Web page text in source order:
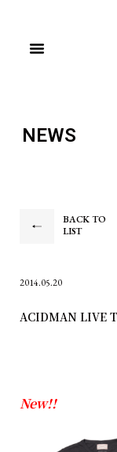
NEWS
BACK TO
LIST
2014.05.20
ACIDMAN LIVE
New!!